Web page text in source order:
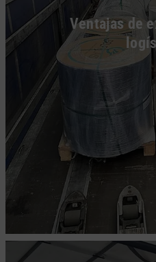
Ventajas de